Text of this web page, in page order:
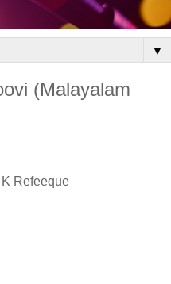
▼
(Malayalam
Refeeque